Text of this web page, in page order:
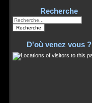
Recherche
D'où venez vous ?